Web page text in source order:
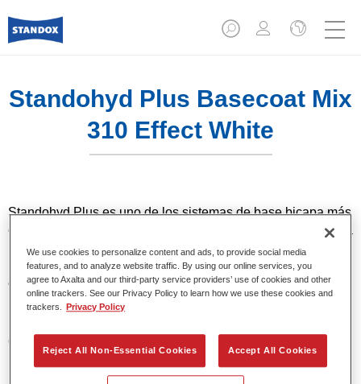
Standohyd Plus Basecoat Mix
310 Effect White
Standohyd Plus es uno de los sistemas de base bicapa más
eficientes, de eficacia probada, para turismos. Es un sistema
base agua con un bajo contenido en disolvente y
respetuosa con el medio ambiente, que ofrece una
extraordinaria precisión del color, una aplicación eficiente y
una calidad superior en colores metalizados y lisos.
Características del producto
Colores sólidos, metalizados y perlados.
Pintura base agua.
We use cookies to personalize content and ads, to provide social media
features, and to analyze website traffic. By using our online services, you
agree to Axalta and our third-party service providers’ use of cookies and other
online trackers. See our Privacy Policy to learn how we use these cookies and
trackers.
Privacy Policy
Reject All Non-Essential Cookies Accept All Cookies